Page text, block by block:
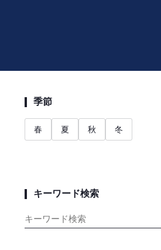
季節
春 夏 秋 冬
キーワード検索